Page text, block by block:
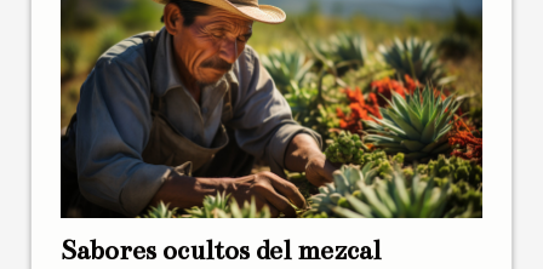
Sabores ocultos del mezcal